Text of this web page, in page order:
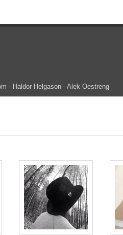
- Haldor Helgason - Alek Oestreng